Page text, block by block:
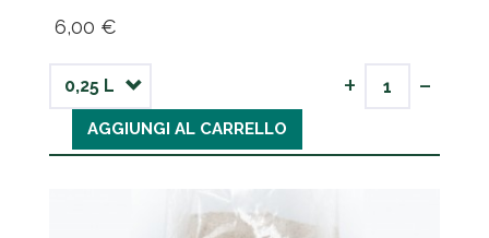
6,00 €
+ -
AGGIUNGI AL CARRELLO